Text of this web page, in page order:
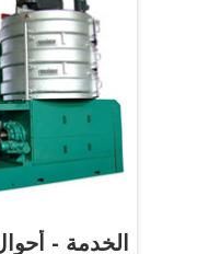
الخدمة -